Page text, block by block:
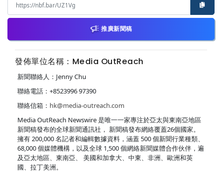
推廣新聞稿
發佈單位名稱：Media OutReach
新聞聯絡人：Jenny Chu
聯絡電話：+8523996 97390
聯絡信箱： hk@media-outreach.com
Media OutReach Newswire 是唯一一家專注於亞太與東南亞地區
新聞稿發布的全球新聞通訊社， 新聞稿發布網絡覆蓋26個國家。
擁有 200,000 名記者和編輯數據資料，涵蓋 500 個新聞行業種類、
68,000 個媒體機構，以及全球 1,500 個網絡新聞媒體合作伙伴，遍
及亞太地區、東南亞、 美國和加拿大、中東、非洲、歐洲和英
國、拉丁美洲。